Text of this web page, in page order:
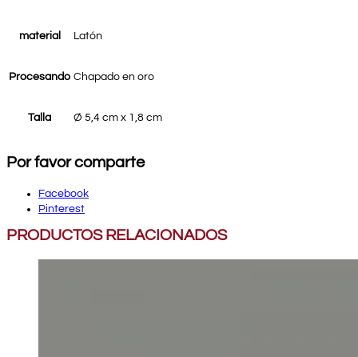
material Latón
Procesando Chapado en oro
Talla Ø 5,4 cm x 1,8 cm
Por favor comparte
Facebook
Pinterest
PRODUCTOS RELACIONADOS